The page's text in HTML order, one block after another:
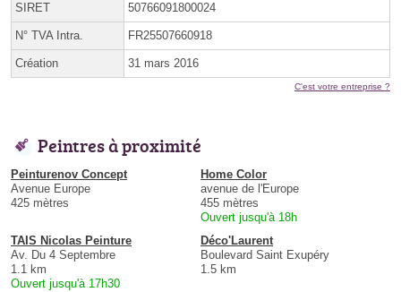
SIRET 50766091800024
N° TVA Intra. FR25507660918
Création 31 mars 2016
C'est votre entreprise ?
Peintres à proximité
Peinturenov Concept
Avenue Europe
425 mètres
Home Color
avenue de l'Europe
455 mètres
Ouvert jusqu'à 18h
TAIS Nicolas Peinture
Av. Du 4 Septembre
1.1 km
Ouvert jusqu'à 17h30
Déco'Laurent
Boulevard Saint Exupéry
1.5 km